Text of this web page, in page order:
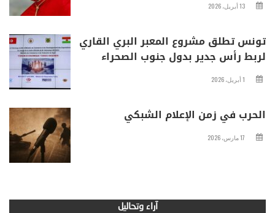
13 أبريل، 2026
تونس تطلق مشروع المعبر البري القاري
لربط رأس جدير بدول جنوب الصحراء
1 أبريل، 2026
الحرب في زمن الإعلام الشبكي
17 مارس، 2026
آراء وتحاليل